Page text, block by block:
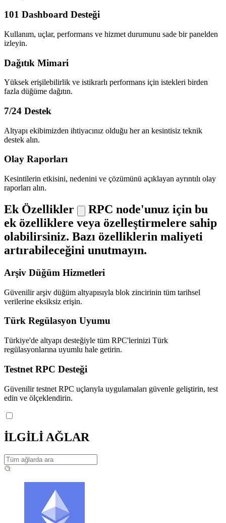
101 Dashboard Desteği
Kullanım, uçlar, performans ve hizmet durumunu sade bir panelden
izleyin.
Dağıtık Mimari
Yüksek erişilebilirlik ve istikrarlı performans için istekleri birden
fazla düğüme dağıtın.
7/24 Destek
Altyapı ekibimizden ihtiyacınız olduğu her an kesintisiz teknik
destek alın.
Olay Raporları
Kesintilerin etkisini, nedenini ve çözümünü açıklayan ayrıntılı olay
raporları alın.
Ek Özellikler
RPC node'unuz için bu
ek özelliklere veya özelleştirmelere sahip
olabilirsiniz. Bazı özelliklerin maliyeti
artırabileceğini unutmayın.
Arşiv Düğüm Hizmetleri
Güvenilir arşiv düğüm altyapısıyla blok zincirinin tüm tarihsel
verilerine eksiksiz erişin.
Türk Regülasyon Uyumu
Türkiye'de altyapı desteğiyle tüm RPC'lerinizi Türk
regülasyonlarına uyumlu hale getirin.
Testnet RPC Desteği
Güvenilir testnet RPC uçlarıyla uygulamaları güvenle geliştirin, test
edin ve ölçeklendirin.
İLGİLİ AĞLAR